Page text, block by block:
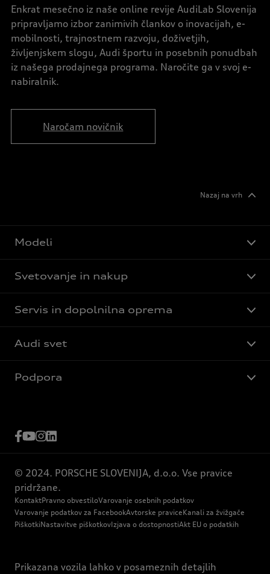
Enkrat mesečno iz naše online revije AudiLab Slovenija
pripravljamo izbor zanimivih člankov o inovacijah, e-
mobilnosti, trajnostnem razvoju, doživetjih,
življenjskem slogu, Audi športu in posebnih ponudbah
iz našega prodajnega programa. Naročite ga v svoj e-
nabiralnik.
Naročam novičnik
Nazaj na vrh
Modeli
Svetovanje in nakup
Servis in dopolnilna oprema
Audi svet
Podpora
© 2024. PORSCHE SLOVENIJA, d.o.o. Vse pravice
pridržane.
KontaktPravno obvestiloVarovanje osebnih podatkov
Varovanje podatkov za FacebookAvtorske praviceKanali za žvižgače
PiškotkiNastavitve piškotkovIzjava o dostopnostiAkt EU o podatkih
Prikazana vozila lahko v posameznih detajlih